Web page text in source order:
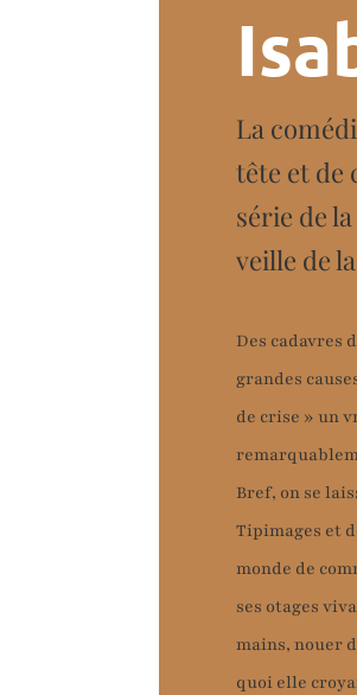
La
tête et de
série de
veille de
Des cadavres
grandes
de crise » un
Bref, on se
Tipimages et
monde de
ses otages
mains, nouer
quoi elle